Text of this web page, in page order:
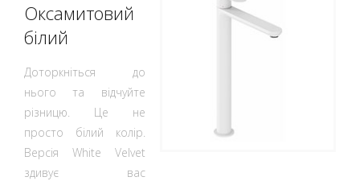
Оксамитовий
білий
Доторкніться до
нього та відчуйте
різницю. Це не
просто білий колір.
Версія White Velvet
здивує вас